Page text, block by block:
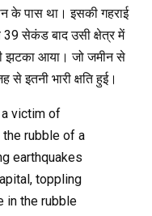
के पास था। इसकी गहराई
सेकंड बाद उसी क्षेत्र में
झटका आया। जो जमीन से
से इतनी भारी क्षति हुई।
victim of
rubble of a
earthquakes
toppling
in the rubble